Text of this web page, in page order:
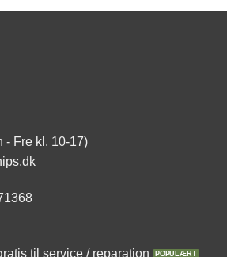
- Fre kl. 10-17)
til service / reparation